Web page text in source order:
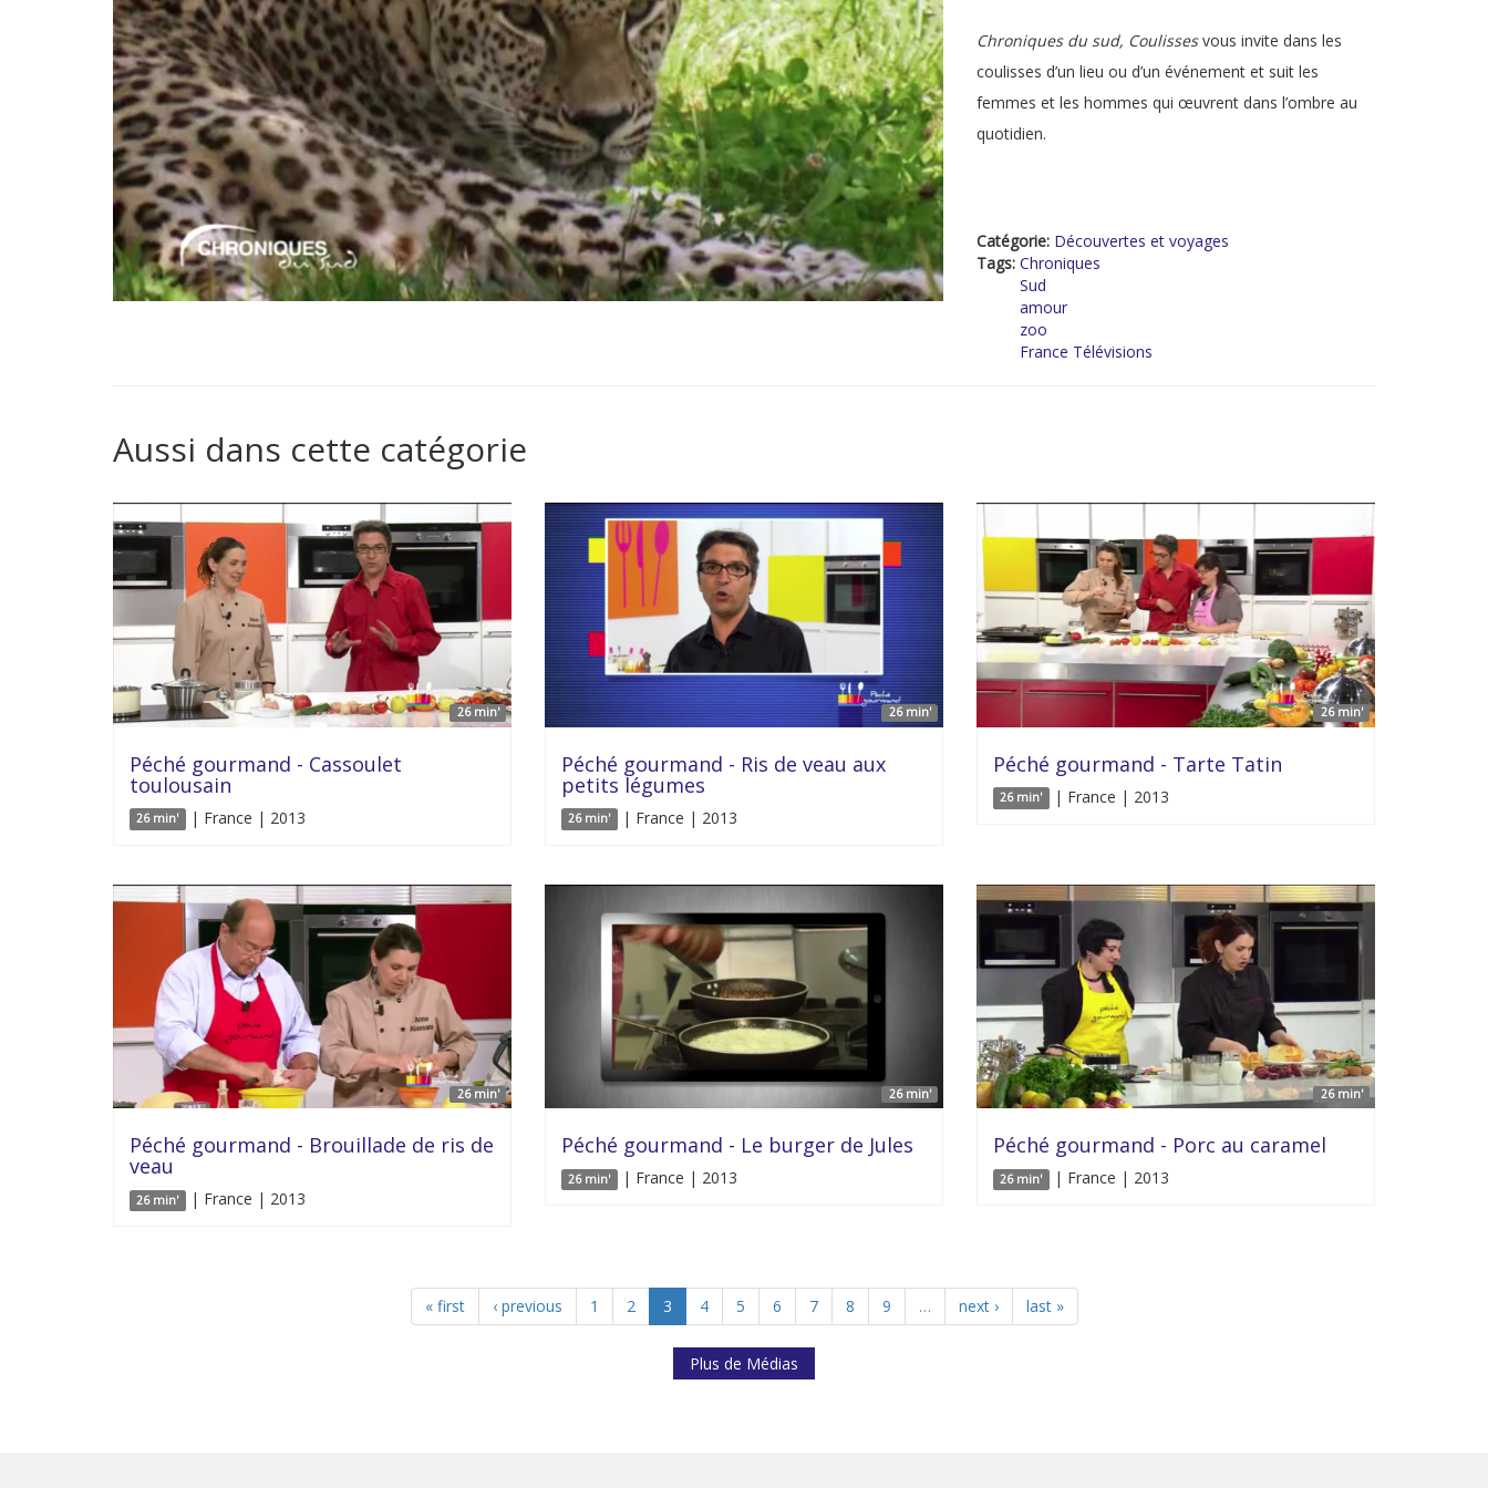
Chroniques du sud, Coulissesvous invite dans les
coulisses d’un lieu ou d’un événement et suit les
femmes et les hommes qui œuvrent dans l’ombre au
quotidien.
Catégorie: Découvertes et voyages
Tags: Chroniques
Sud
amour
zoo
France Télévisions
Aussi dans cette catégorie
26 min'
Péché gourmand - Cassoulet
toulousain
26 min' | France | 2013
26 min'
Péché gourmand - Ris de veau aux
petits légumes
26 min' | France | 2013
26 min'
Péché gourmand - Tarte Tatin
26 min' | France | 2013
26 min'
Péché gourmand - Brouillade de ris de
veau
26 min' | France | 2013
26 min'
Péché gourmand - Le burger de Jules
26 min' | France | 2013
26 min'
Péché gourmand - Porc au caramel
26 min' | France | 2013
« first ‹ previous 1 2 3 4 5 6 7 8 9 … next › last »
Plus de Médias